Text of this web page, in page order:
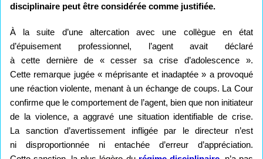
disciplinaire peut être considérée comme justifiée.
À la suite d’une altercation avec une collègue en état
d’épuisement professionnel, l’agent avait déclaré
à cette dernière de « cesser sa crise d’adolescence ».
Cette remarque jugée « méprisante et inadaptée » a provoqué
une réaction violente, menant à un échange de coups. La Cour
confirme que le comportement de l’agent, bien que non initiateur
de la violence, a aggravé une situation identifiable de crise.
La sanction d’avertissement infligée par le directeur n’est
ni disproportionnée ni entachée d’erreur d’appréciation.